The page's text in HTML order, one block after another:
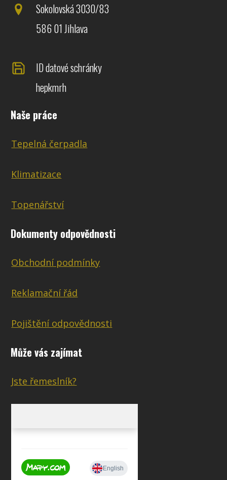
Sokolovská 3030/83
586 01 Jihlava
ID datové schránky
hepkmrh
Naše práce
Tepelná čerpadla
Klimatizace
Topenářství
Dokumenty odpovědnosti
Obchodní podmínky
Reklamační řád
Pojištění odpovědnosti
Může vás zajímat
Jste řemeslník?